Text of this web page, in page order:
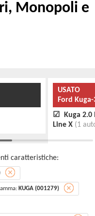
Monopoli e
USATO
Ford
Kuga 2.0
Line X (1
caratteristiche:
KUGA (001279)